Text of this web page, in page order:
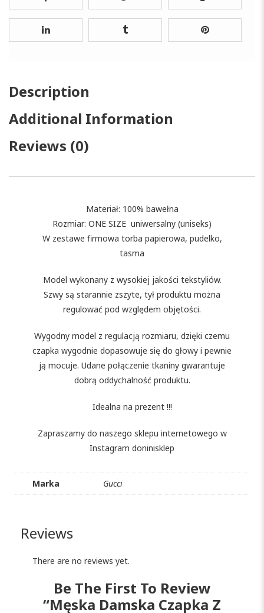
Description
Additional Information
Reviews (0)
Materiał: 100% bawełna
Rozmiar: ONE SIZE uniwersalny (uniseks)
W zestawe firmowa torba papierowa, pudelko,
tasma
Model wykonany z wysokiej jakości tekstyliów.
Szwy są starannie zszyte, tył produktu można
regulować pod względem objętości.
Wygodny model z regulacją rozmiaru, dzięki czemu
czapka wygodnie dopasowuje się do głowy i pewnie
ją mocuje. Udane połączenie tkaniny gwarantuje
dobrą oddychalność produktu.
Idealna na prezent !!!
Zapraszamy do naszego sklepu internetowego w
Instagram doninisklep
Marka Gucci
Reviews
There are no reviews yet.
Be The First To Review
“Męska Damska Czapka Z